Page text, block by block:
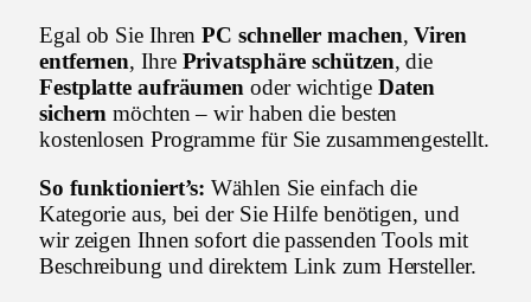
Egal ob Sie IhrenPC schneller machen,Viren
entfernen, Ihre Privatsphäre schützen, die
Festplatte aufräumen oder wichtige Daten
sichern möchten – wir haben die besten
kostenlosen Programme für Sie zusammengestellt.
So funktioniert’s: Wählen Sie einfach die
Kategorie aus, bei der Sie Hilfe benötigen, und
wir zeigen Ihnen sofort die passenden Tools mit
Beschreibung und direktem Link zum Hersteller.